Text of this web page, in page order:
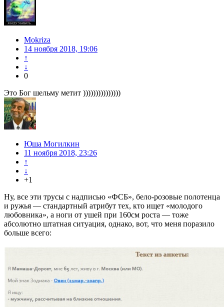
Mokriza
14 ноября 2018, 19:06
↑
↓
0
Это Бог шельму метит )))))))))))))))
Юша Могилкин
11 ноября 2018, 23:26
↑
↓
+1
Ну, все эти трусы с надписью «ФСБ», бело-розовые полотенца
и ружья — стандартный атрибут тех, кто ищет «молодого
любовника», а ноги от ушей при 160см роста — тоже
абсолютно штатная ситуация, однако, вот, что меня поразило
больше всего: